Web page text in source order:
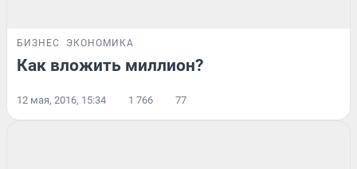
БИЗНЕС ЭКОНОМИКА
Как вложить миллион?
12 мая, 2016, 15:34 1 766 77